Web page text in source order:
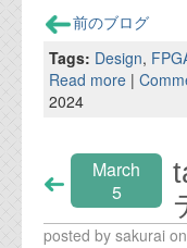
前のブログ
Tags: Design,
Read more |
2024
March
5
posted by sakurai